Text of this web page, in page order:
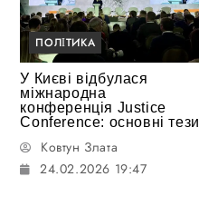
ПОЛІТИКА
У Києві відбулася
міжнародна
конференція Justice
Conference: основні тези
Ковтун Злата
24.02.2026 19:47